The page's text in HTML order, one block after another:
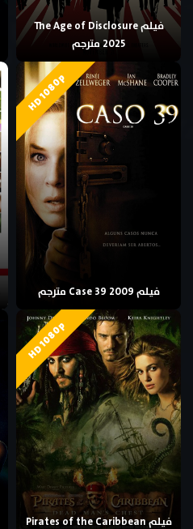
فيلم The Age of Disclosure
2025 مترجم
HD 1080p
فيلم Case 39 2009 مترجم
HD 1080p
فيلم Pirates of the Caribbean